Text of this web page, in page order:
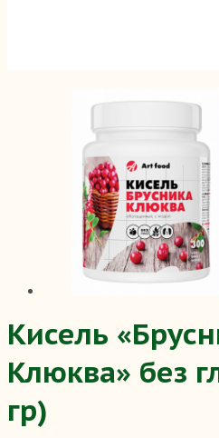
Кисель
Клюква» без
гр)